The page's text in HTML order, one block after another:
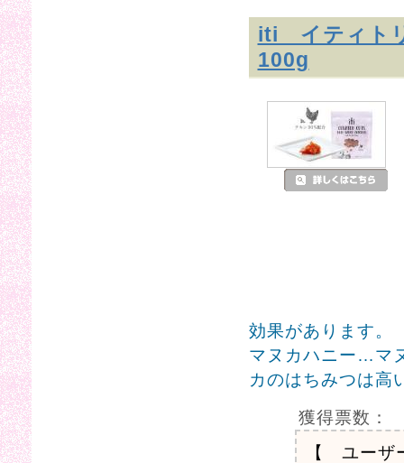
iti イティト
100g
効果があります。
マヌカハニー…マ
カのはちみつは高
獲得票数：
【 ユーザ